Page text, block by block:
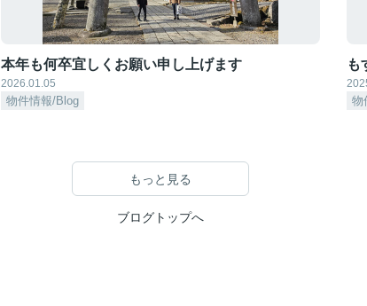
本年も何卒宜しくお願い申し上げます
2026.01.05
物件情報/Blog
も
物
もっと見る
ブログトップへ